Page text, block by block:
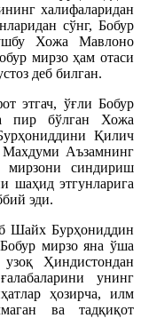
халифаларидан
сўнг, Бобур
Хожа Мавлоно
мирзо ҳам отаси
деб билган.
этгач, ўғли Бобур
пир бўлган Хожа
Қилич
Махдуми Аъзамнинг
мирзони синдириш
шаҳид этгунларига
эди.
Шайх Бурҳониддин
мирзо яна ўша
Ҳиндистондан
унинг
ҳозирча, илм
ва тадқиқот